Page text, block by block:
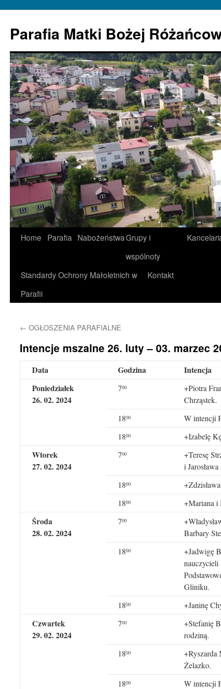
Parafia Matki Bożej
Home Parafia NabożeństwaGrupy i
wspólnoty
Standardy Ochrony Małoletnich w
Parafii
Kontakt
← OGŁOSZENIA PARAFIALNE
Intencje mszalne 26. luty – 03. marzec
Data Godzina
Intencja
Poniedziałek
26.02. 2024
700
+Piotra
Chrząstek.
1800
W intencji
1800 +Izabelę
Wtorek
27.02. 2024
700
+Teresę
i
1800
1800 +Mariana i
Środa
28. 02. 2024
700
Barbary
1800
+Jadwigę
Gliniku.
1800 +Janinę
Czwartek
29. 02. 2024
700
+Stefanię
rodziną.
1800
+Ryszarda
Żelazko.
1800 W intencji